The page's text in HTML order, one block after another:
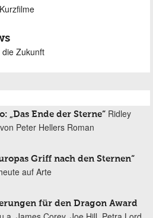
Zukunft
„Das Ende der Sterne“ Ridley
Peter Hellers Roman
Griff nach den Sternen“
auf Arte
für den Dragon Award